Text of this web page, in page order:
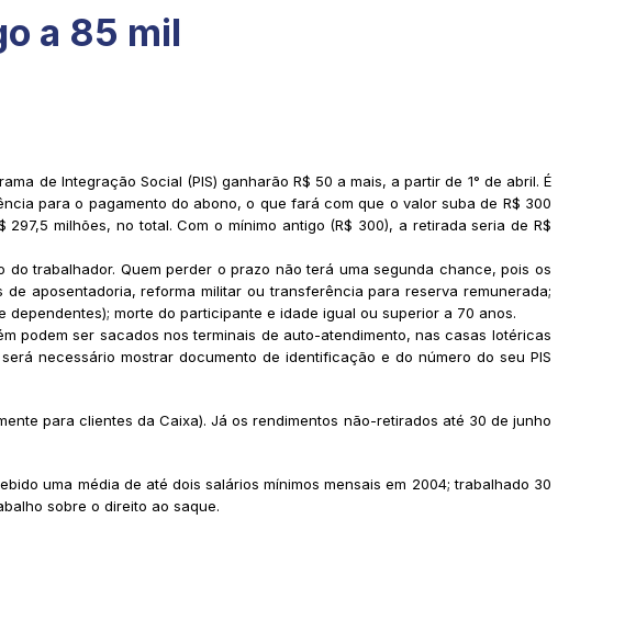
a 85 mil
de Integração Social (PIS) ganharão R$ 50 a mais, a partir de 1° de abril. É
para o pagamento do abono, o que fará com que o valor suba de R$ 300
milhões, no total. Com o mínimo antigo (R$ 300), a retirada seria de R$
trabalhador. Quem perder o prazo não terá uma segunda chance, pois os
aposentadoria, reforma militar ou transferência para reserva remunerada;
morte do participante e idade igual ou superior a 70 anos.
podem ser sacados nos terminais de auto-atendimento, nas casas lotéricas
necessário mostrar documento de identificação e do número do seu PIS
para clientes da Caixa). Já os rendimentos não-retirados até 30 de junho
uma média de até dois salários mínimos mensais em 2004; trabalhado 30
sobre o direito ao saque.